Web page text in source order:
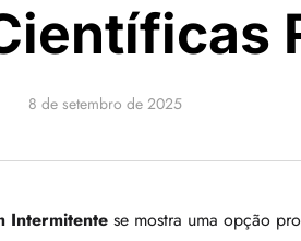
8 de setembro de 2025
Intermitentese mostra uma opção